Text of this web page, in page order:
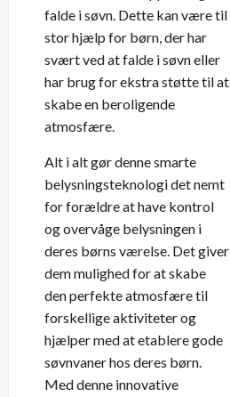
falde i søvn. Dette kan være til
stor hjælp for børn, der har
svært ved at falde i søvn eller
har brug for ekstra støtte til at
skabe en beroligende
atmosfære.
Alt i alt gør denne smarte
belysningsteknologi det nemt
for forældre at have kontrol
og overvåge belysningen i
deres børns værelse. Det giver
dem mulighed for at skabe
den perfekte atmosfære til
forskellige aktiviteter og
hjælper med at etablere gode
søvnvaner hos deres børn.
Med denne innovative